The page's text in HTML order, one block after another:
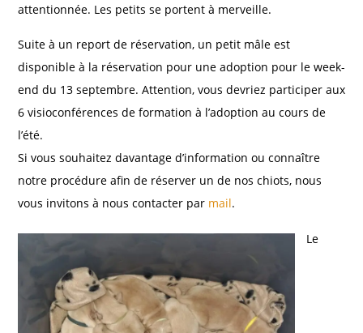
attentionnée. Les petits se portent à merveille.
Suite à un report de réservation, un petit mâle est
disponible à la réservation pour une adoption pour le week-
end du 13 septembre. Attention, vous devriez participer aux
6 visioconférences de formation à l’adoption au cours de
l’été.
Si vous souhaitez davantage d’information ou connaître
notre procédure afin de réserver un de nos chiots, nous
vous invitons à nous contacter par mail.
Le